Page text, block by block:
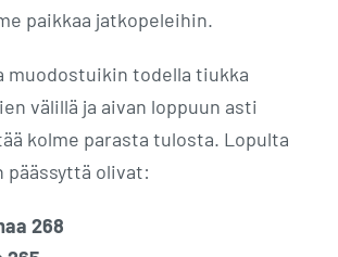
paikkaa jatkopeleihin.
muodostuikin todella tiukka
välillä ja aivan loppuun asti
kolme parasta tulosta. Lopulta
päässyttä olivat:
268